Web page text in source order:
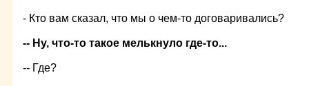
- Кто вам сказал, что мы о чем-то договаривались?
-- Ну, что-то такое мелькнуло где-то...
-- Где?